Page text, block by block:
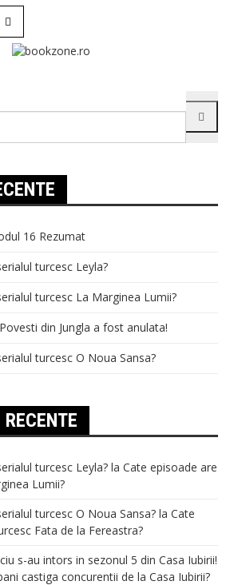
16 Rezumat
turcesc Leyla?
turcesc La Marginea Lumii?
din Jungla a fost anulata!
turcesc O Noua Sansa?
turcesc Leyla? la Cate episoade are
Lumii?
turcesc O Noua Sansa? la Cate
Fata de la Fereastra?
s-au intors in sezonul 5 din Casa Iubirii!
castiga concurentii de la Casa Iubirii?